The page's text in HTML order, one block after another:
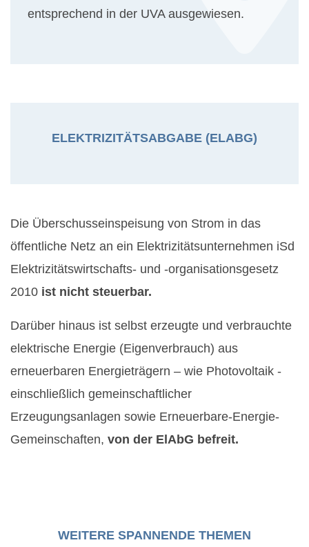
entsprechend in der UVA ausgewiesen.
ELEKTRIZITÄTSABGABE (ELABG)
Die Überschusseinspeisung von Strom in das
öffentliche Netz an ein Elektrizitätsunternehmen iSd
Elektrizitätswirtschafts- und -organisationsgesetz
2010 ist nicht steuerbar.
Darüber hinaus ist selbst erzeugte und verbrauchte
elektrische Energie (Eigenverbrauch) aus
erneuerbaren Energieträgern – wie Photovoltaik -
einschließlich gemeinschaftlicher
Erzeugungsanlagen sowie Erneuerbare-Energie-
Gemeinschaften, von der ElAbG befreit.
WEITERE SPANNENDE THEMEN